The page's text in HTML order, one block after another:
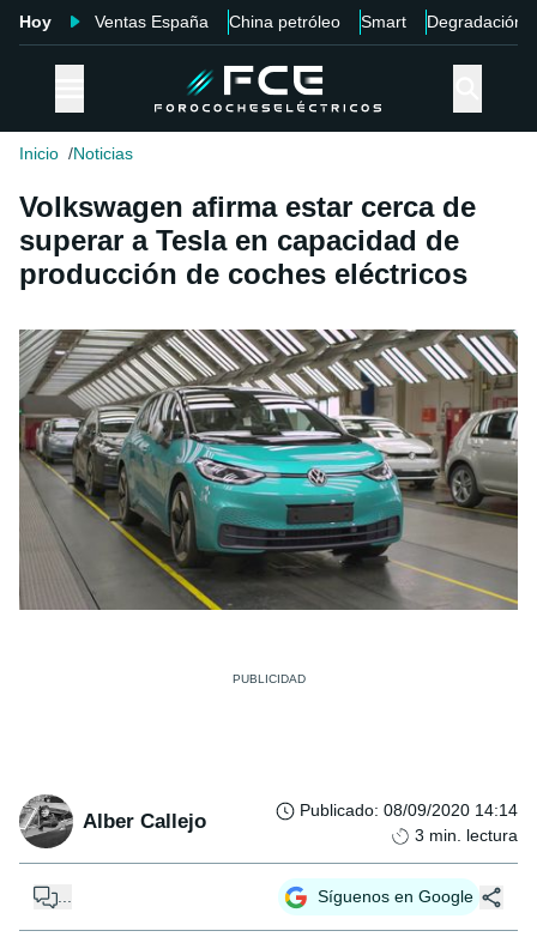
Hoy Ventas España China petróleo Smart Degradación
Inicio Noticias
Volkswagen afirma estar cerca de
superar a Tesla en capacidad de
producción de coches eléctricos
Alber Callejo Publicado: 08/09/2020 14:14
3 min. lectura
... Síguenos en Google